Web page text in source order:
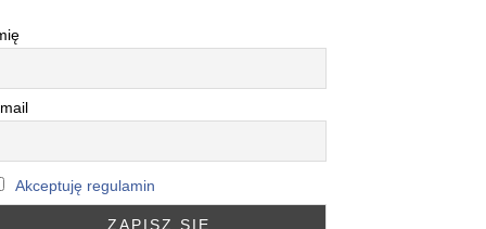
Akceptuję regulamin